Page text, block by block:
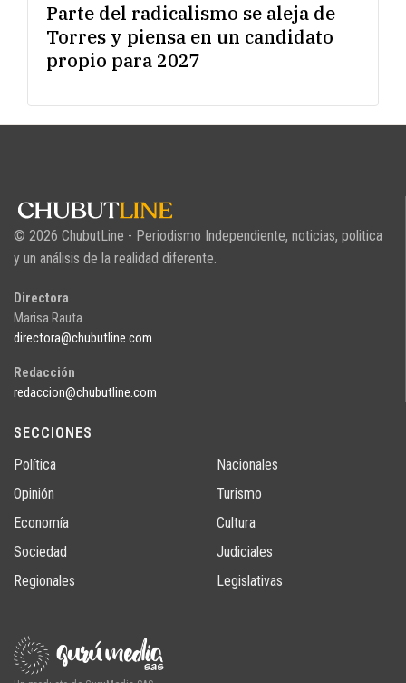
Parte del radicalismo se aleja de
Torres y piensa en un candidato
propio para 2027
© 2026 ChubutLine - Periodismo Independiente, noticias, politica
y un análisis de la realidad diferente.
Directora
Marisa Rauta
directora@chubutline.com
Redacción
redaccion@chubutline.com
SECCIONES
Política
Opinión
Economía
Sociedad
Regionales
Nacionales
Turismo
Cultura
Judiciales
Legislativas